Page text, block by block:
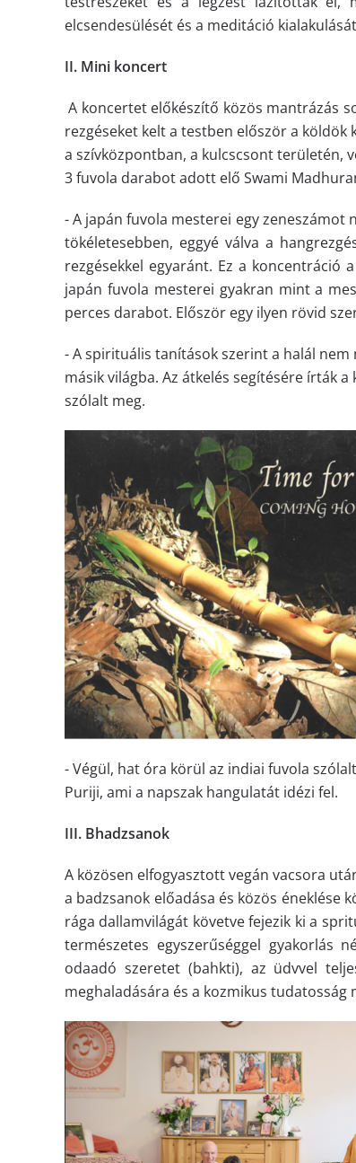
elcsendesülését és a meditáció
II. Mini koncert
A koncertet előkészítő közös mantrázás
rezgéseket kelt a testben először a köldök
a szívközpontban, a kulcscsont területén,
3 fuvola darabot adott elő Swami
- A japán fuvola mesterei egy zeneszámot
tökéletesebben, eggyé válva a
rezgésekkel egyaránt. Ez a koncentráció
japán fuvola mesterei gyakran mint a
perces darabot. Először egy ilyen rövid
- A spirituális tanítások szerint a halál
másik világba. Az átkelés segítésére írták
szólalt meg.
- Végül, hat óra körül az indiai fuvola
Puriji, ami a napszak hangulatát idézi fel.
III. Bhadzsanok
A közösen elfogyasztott vegán vacsora
a badzsanok előadása és közös éneklése
rága dallamvilágát követve fejezik ki a
természetes egyszerűséggel gyakorlás
odaadó szeretet (bahkti), az üdvvel
meghaladására és a kozmikus tudatosság